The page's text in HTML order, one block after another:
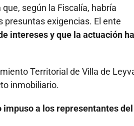
según la Fiscalía, habría
presuntas exigencias. El ente
intereses y que la actuación
Territorial de Villa de
inmobiliario.
a los representantes del